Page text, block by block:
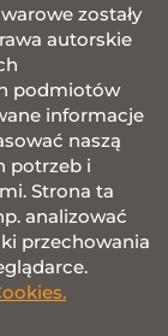
zostały
autorskie
podmiotów
informacje
naszą
potrzeb i
Strona ta
analizować
przechowania